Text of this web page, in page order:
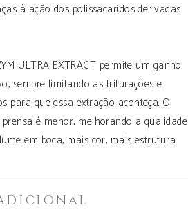
à ação dos polissacaridos derivadas
ULTRA EXTRACT permite um ganho
sempre limitando as triturações e
para que essa extração aconteça. O
é menor, melhorando a qualidade
em boca, mais cor, mais estrutura